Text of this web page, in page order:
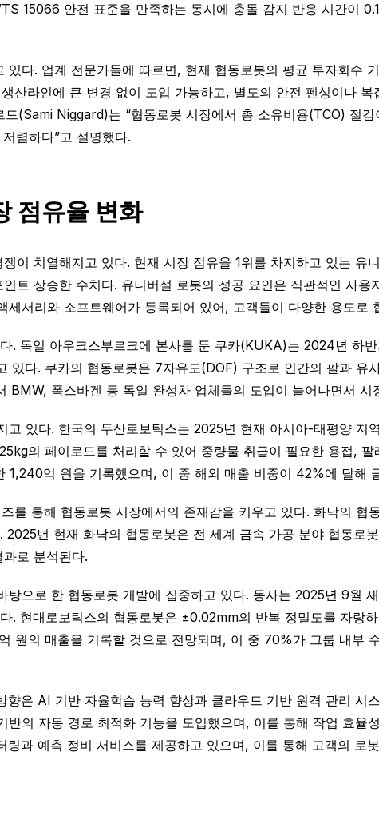
15066 안전 표준을 만족하는 동시에 충돌 감지 반응 시간이
다. 업계 전문가들에 따르면, 현재 협동로봇의 평균 투자회수
산라인에 큰 변경 없이 도입 가능하고, 별도의 안전 펜싱이나
(Sami Niggard)는 “협동로봇 시장에서 총 소유비용(TCO) 절
렴하다”고 설명했다.
점유율 변화
이 치열해지고 있다. 현재 시장 점유율 1위를 차지하고 있는 유
트 상승한 수치다. 유니버설 로봇의 성공 요인은 직관적인 사용
서리와 소프트웨어가 등록되어 있어, 고객들이 다양한 용도로
. 독일 아우크스부르크에 본사를 둔 쿠카(KUKA)는 2024년 하
있다. 쿠카의 협동로봇은 7자유도(DOF) 구조로 인간의 팔과 유
BMW, 폭스바겐 등 독일 완성차 업체들의 도입이 늘어나면서 시
있다. 한국의 두산로보틱스는 2025년 현재 아시아-태평양 지
의 페이로드를 처리할 수 있어 중량물 취급이 필요한 용접,
억 원을 기록했으며, 이 중 해외 매출 비중이 42%에 달해
를 통해 협동로봇 시장에서의 존재감을 키우고 있다. 화낙의 협
년 현재 화낙의 협동로봇은 전 세계 금속 가공 분야 협동로
로 분석된다.
으로 한 협동로봇 개발에 집중하고 있다. 동사는 2025년 9월
. 현대로보틱스의 협동로봇은 ±0.02mm의 반복 정밀도를 자랑
원의 매출을 기록할 것으로 전망되며, 이 중 70%가 그룹 내부
은 AI 기반 자율학습 능력 향상과 클라우드 기반 원격 관리 시
의 자동 경로 최적화 기능을 도입했으며, 이를 통해 작업 효율
링과 예측 정비 서비스를 제공하고 있으며, 이를 통해 고객의 로